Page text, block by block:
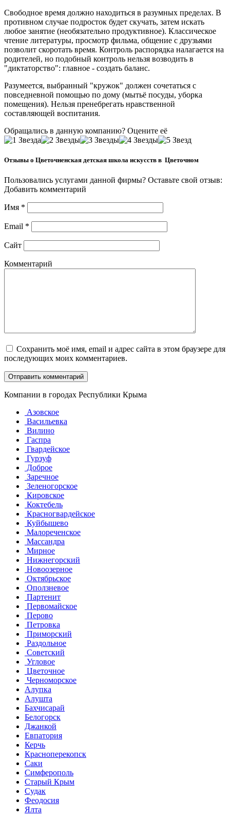
Свободное время должно находиться в разумных пределах. В
противном случае подросток будет скучать, затем искать
любое занятие (необязательно продуктивное). Классическое
чтение литературы, просмотр фильма, общение с друзьями
позволит скоротать время. Контроль распорядка налагается на
родителей, но подобный контроль нельзя возводить в
"диктаторство": главное - создать баланс.
Разумеется, выбранный "кружок" должен сочетаться с
повседневной помощью по дому (мытьё посуды, уборка
помещения). Нельзя пренебрегать нравственной
составляющей воспитания.
Обращались в данную компанию? Оцените её
Отзывы о Цветочненская детская школа искусств в Цветочном
Пользовались услугами данной фирмы? Оставьте свой отзыв:
Добавить комментарий
Имя *
Email *
Сайт
Комментарий
Сохранить моё имя, email и адрес сайта в этом браузере для
последующих моих комментариев.
Компании в городах Республики Крыма
Азовское
Васильевка
Вилино
Гаспра
Гвардейское
Гурзуф
Доброе
Заречное
Зеленогорское
Кировское
Коктебель
Красногвардейское
Куйбышево
Малореченское
Массандра
Мирное
Нижнегорский
Новоозерное
Октябрьское
Оползневое
Партенит
Первомайское
Перово
Петровка
Приморский
Раздольное
Советский
Угловое
Цветочное
Черноморское
Алупка
Алушта
Бахчисарай
Белогорск
Джанкой
Евпатория
Керчь
Красноперекопск
Саки
Симферополь
Старый Крым
Судак
Феодосия
Ялта